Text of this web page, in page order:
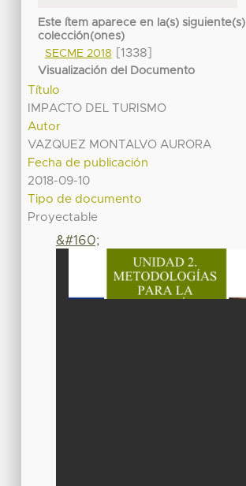
Este ítem aparece en la(s) siguiente(s)
colección(ones)
SECME 2018
[1338]
Visualización del Documento
Título
IMPACTO DEL TURISMO
Autor
VAZQUEZ MONTALVO AURORA
Fecha de publicación
2018-09-10
Tipo de documento
Proyectable
&#160;